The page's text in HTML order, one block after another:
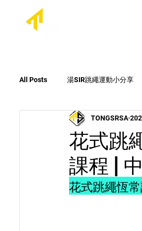
All Posts 湯SIR跳繩運動小分享
每日跳繩大挑戰
花式跳
課程 |
TONGSRSA
花式跳繩恆